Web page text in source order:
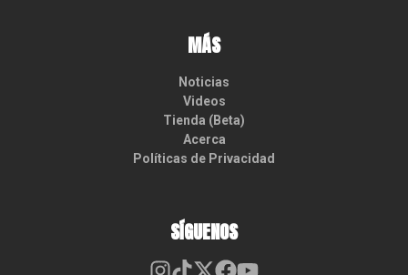
MÁS
Noticias
Videos
Tienda (Beta)
Acerca
Políticas de Privacidad
SÍGUENOS